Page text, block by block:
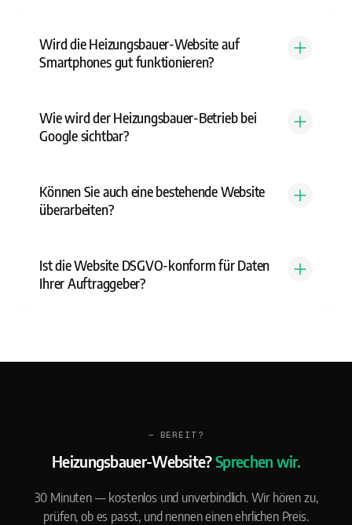
Wird die Heizungsbauer-Website auf
Smartphones gut funktionieren?
Wie wird der Heizungsbauer-Betrieb bei
Google sichtbar?
Können Sie auch eine bestehende Website
überarbeiten?
Ist die Website DSGVO-konform für Daten
Ihrer Auftraggeber?
— BEREIT?
Heizungsbauer-Website?Sprechen wir.
30 Minuten — kostenlos und unverbindlich. Wir hören zu,
prüfen, ob es passt, und nennen einen ehrlichen Preis.